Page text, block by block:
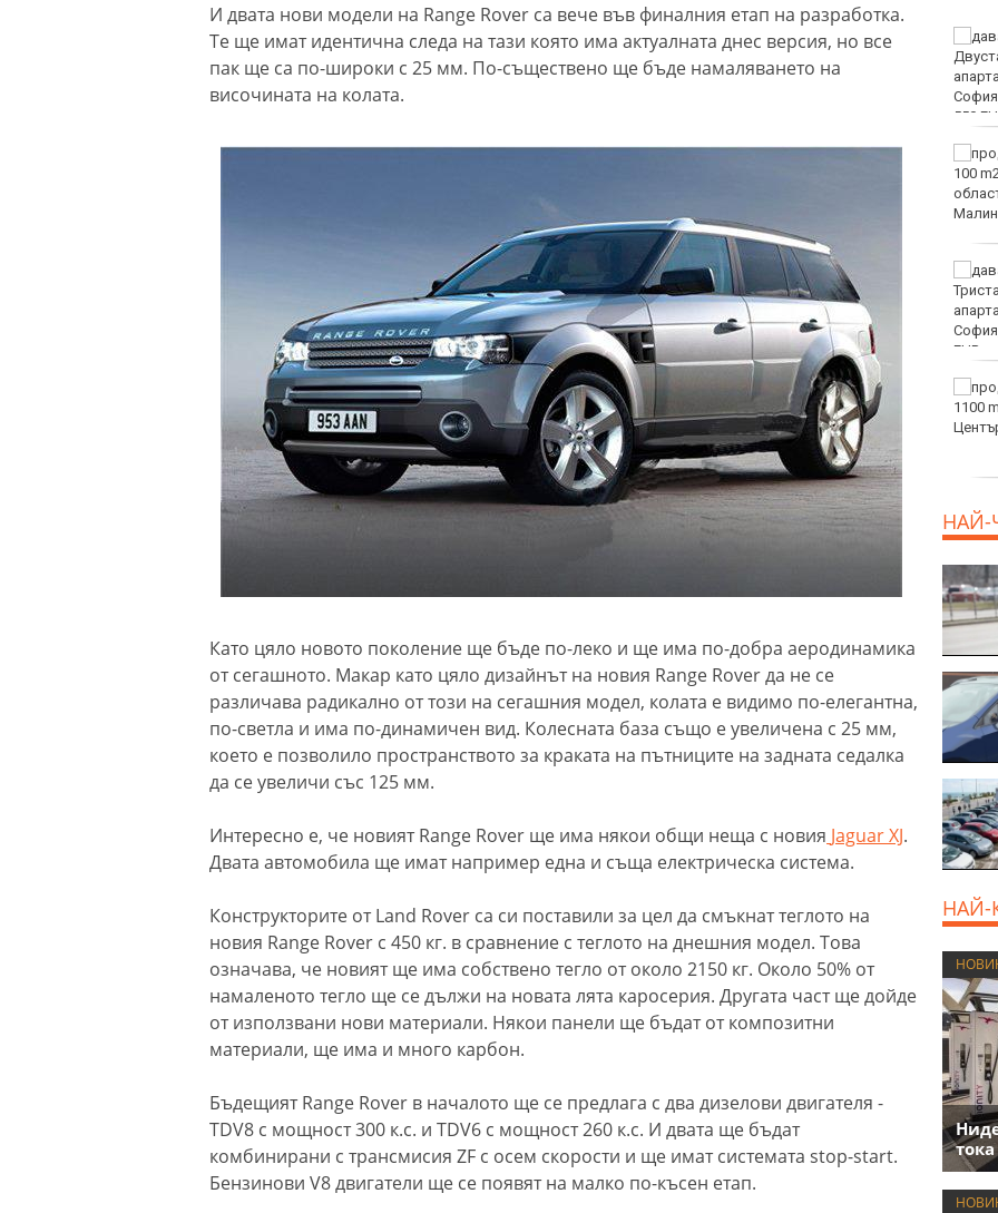
И двата нови модели на Range Rover са вече във финалния етап на разработка.
Те ще имат идентична следа на тази която има актуалната днес версия, но все
пак ще са по-широки с 25 мм. По-съществено ще бъде намаляването на
височината на колата.
Като цяло новото поколение ще бъде по-леко и ще има по-добра аеродинамика
от сегашното. Макар като цяло дизайнът на новия Range Rover да не се
различава радикално от този на сегашния модел, колата е видимо по-елегантна,
по-светла и има по-динамичен вид. Колесната база също е увеличена с 25 мм,
което е позволило пространството за краката на пътниците на задната седалка
да се увеличи със 125 мм.
Интересно е, че новият Range Rover ще има някои общи неща с новия Jaguar XJ.
Двата автомобила ще имат например една и съща електрическа система.
Конструкторите от Land Rover са си поставили за цел да смъкнат теглото на
новия Range Rover с 450 кг. в сравнение с теглото на днешния модел. Това
означава, че новият ще има собствено тегло от около 2150 кг. Около 50% от
намаленото тегло ще се дължи на новата лята каросерия. Другата част ще дойде
от използвани нови материали. Някои панели ще бъдат от композитни
материали, ще има и много карбон.
Бъдещият Range Rover в началото ще се предлага с два дизелови двигателя -
TDV8 с мощност 300 к.с. и TDV6 с мощност 260 к.с. И двата ще бъдат
комбинирани с трансмисия ZF с осем скорости и ще имат системата stop-start.
Бензинови V8 двигатели ще се появят на малко по-късен етап.
DARA и Орлин Павлов
ще пеят за варненци на
празника на града
Аварии оставят без
Европа бележи ръст на
случаите на
западнонилска треска
Фестивал на етносите
завладява Варна днес и
утре
НАЙ-
НАЙ-